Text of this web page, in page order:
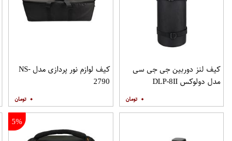
کیف لنز دوربین جی جی سی
مدل دولوکس DLP-8II
۰
کیف لوازم نور پردازی مدل NS-
2790
۰
5%